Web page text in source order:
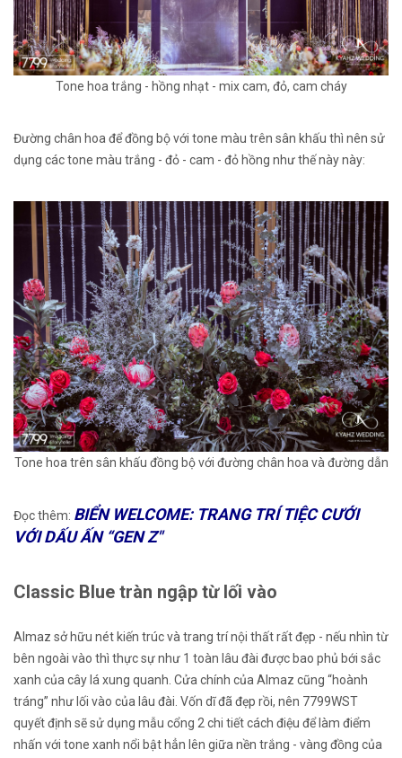
Tone hoa trắng - hồng nhạt - mix cam, đỏ, cam cháy
Đường chân hoa để đồng bộ với tone màu trên sân khấu thì nên sử
dụng các tone màu trắng - đỏ - cam - đỏ hồng như thế này này:
Tone hoa trên sân khấu đồng bộ với đường chân hoa và đường dẫn
Đọc thêm: BIỂN WELCOME: TRANG TRÍ TIỆC CƯỚI
VỚI DẤU ẤN “GEN Z"
Classic Blue tràn ngập từ lối vào
Almaz sở hữu nét kiến trúc và trang trí nội thất rất đẹp - nếu nhìn từ
bên ngoài vào thì thực sự như 1 toàn lâu đài được bao phủ bới sắc
xanh của cây lá xung quanh. Cửa chính của Almaz cũng “hoành
tráng” như lối vào của lâu đài. Vốn dĩ đã đẹp rồi, nên 7799WST
quyết định sẽ sử dụng mẫu cổng 2 chi tiết cách điệu để làm điểm
nhấn với tone xanh nổi bật hẳn lên giữa nền trắng - vàng đồng của